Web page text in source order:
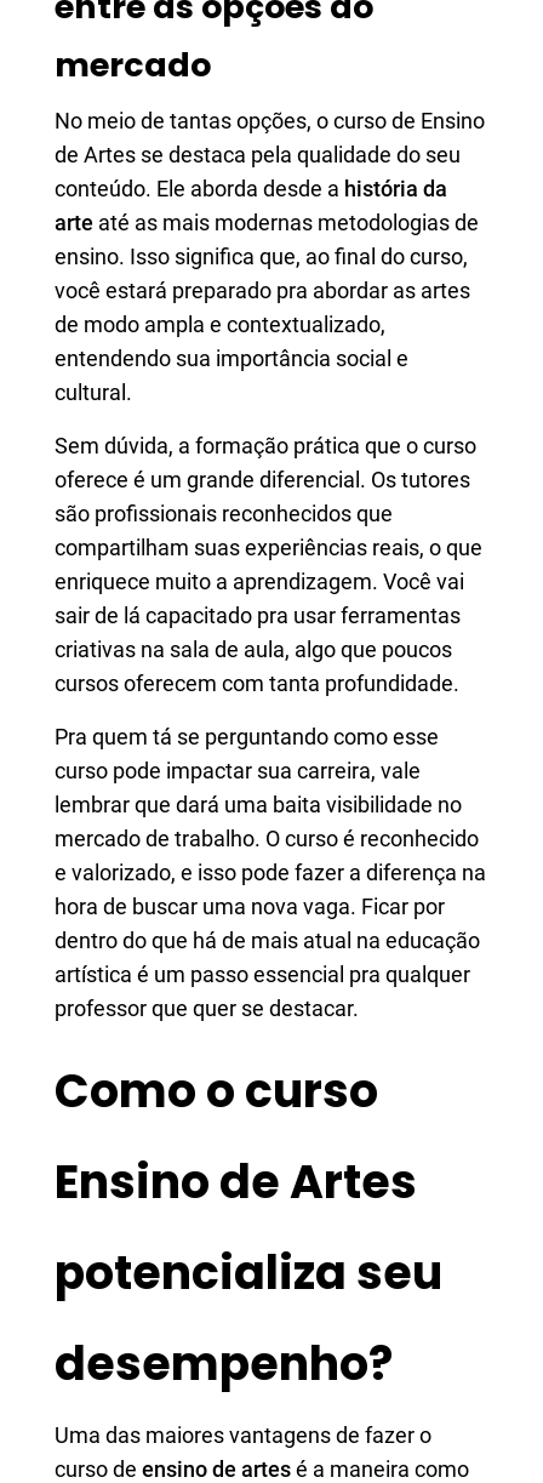
mercado
No meio de tantas opções, o curso de Ensino
de Artes se destaca pela qualidade do seu
conteúdo. Ele aborda desde a história da
arte até as mais modernas metodologias de
ensino. Isso significa que, ao final do curso,
você estará preparado pra abordar as artes
de modo ampla e contextualizado,
entendendo sua importância social e
cultural.
Sem dúvida, a formação prática que o curso
oferece é um grande diferencial. Os tutores
são profissionais reconhecidos que
compartilham suas experiências reais, o que
enriquece muito a aprendizagem. Você vai
sair de lá capacitado pra usar ferramentas
criativas na sala de aula, algo que poucos
cursos oferecem com tanta profundidade.
Pra quem tá se perguntando como esse
curso pode impactar sua carreira, vale
lembrar que dará uma baita visibilidade no
mercado de trabalho. O curso é reconhecido
e valorizado, e isso pode fazer a diferença na
hora de buscar uma nova vaga. Ficar por
dentro do que há de mais atual na educação
artística é um passo essencial pra qualquer
professor que quer se destacar.
Como o curso
Ensino de Artes
potencializa seu
desempenho?
Uma das maiores vantagens de fazer o
curso de ensino de artesé a maneira como